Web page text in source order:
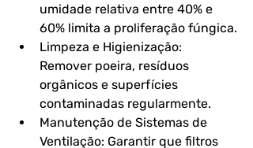
umidade relativa entre 40% e
60% limita a proliferação fúngica.
Limpeza e Higienização:
Remover poeira, resíduos
orgânicos e superfícies
contaminadas regularmente.
Manutenção de Sistemas de
Ventilação: Garantir que filtros